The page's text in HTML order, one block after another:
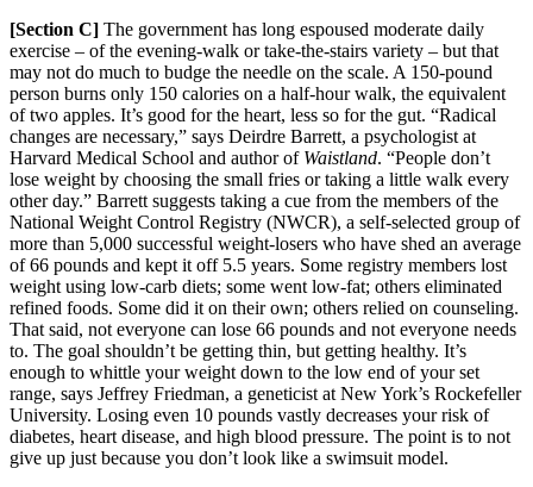
[Section C] The government has long espoused moderate daily
exercise – of the evening-walk or take-the-stairs variety – but that
may not do much to budge the needle on the scale. A 150-pound
person burns only 150 calories on a half-hour walk, the equivalent
of two apples. It’s good for the heart, less so for the gut. “Radical
changes are necessary,” says Deirdre Barrett, a psychologist at
Harvard Medical School and author of Waistland. “People don’t
lose weight by choosing the small fries or taking a little walk every
other day.” Barrett suggests taking a cue from the members of the
National Weight Control Registry (NWCR), a self-selected group of
more than 5,000 successful weight-losers who have shed an average
of 66 pounds and kept it off 5.5 years. Some registry members lost
weight using low-carb diets; some went low-fat; others eliminated
refined foods. Some did it on their own; others relied on counseling.
That said, not everyone can lose 66 pounds and not everyone needs
to. The goal shouldn’t be getting thin, but getting healthy. It’s
enough to whittle your weight down to the low end of your set
range, says Jeffrey Friedman, a geneticist at New York’s Rockefeller
University. Losing even 10 pounds vastly decreases your risk of
diabetes, heart disease, and high blood pressure. The point is to not
give up just because you don’t look like a swimsuit model.